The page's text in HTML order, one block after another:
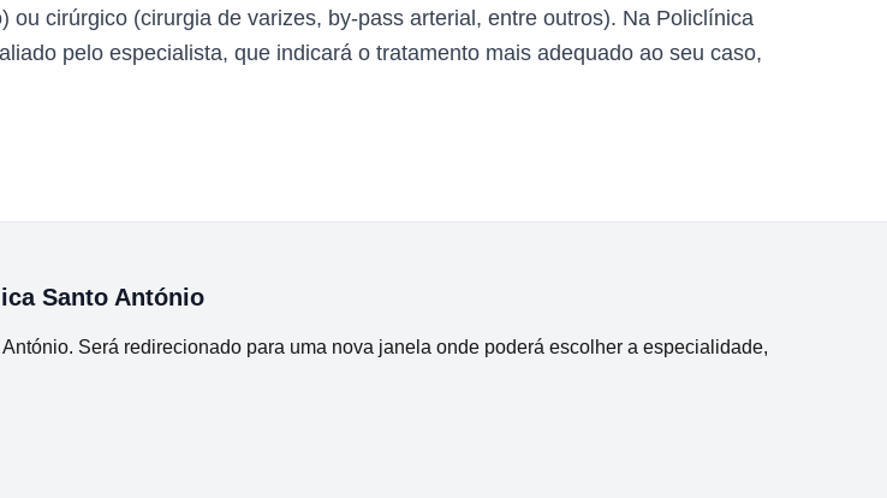
cirúrgico (cirurgia de varizes, by-pass arterial, entre outros). Na Policlínica
pelo especialista, que indicará o tratamento mais adequado ao seu caso,
Santo António
Será redirecionado para uma nova janela onde poderá escolher a especialidade,